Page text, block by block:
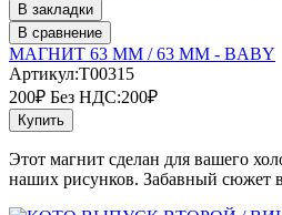
В закладки
В сравнение
МАГНИТ 63 ММ / 63 ММ - BABY
Артикул:T00315
200₽ Без НДС:200₽
Купить
Этот магнит сделан для вашего
наших рисунков. Забавный сюжет